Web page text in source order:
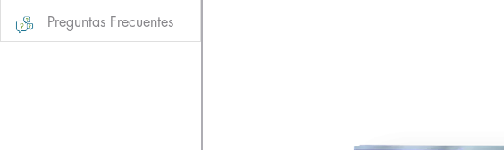
Preguntas Frecuentes